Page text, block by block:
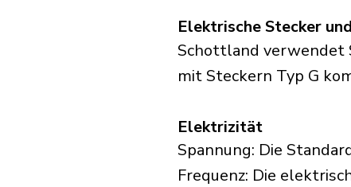
Elektrische Stecker
Schottland verwendet
mit Steckern Typ G
Elektrizität
Spannung: Die
Frequenz: Die